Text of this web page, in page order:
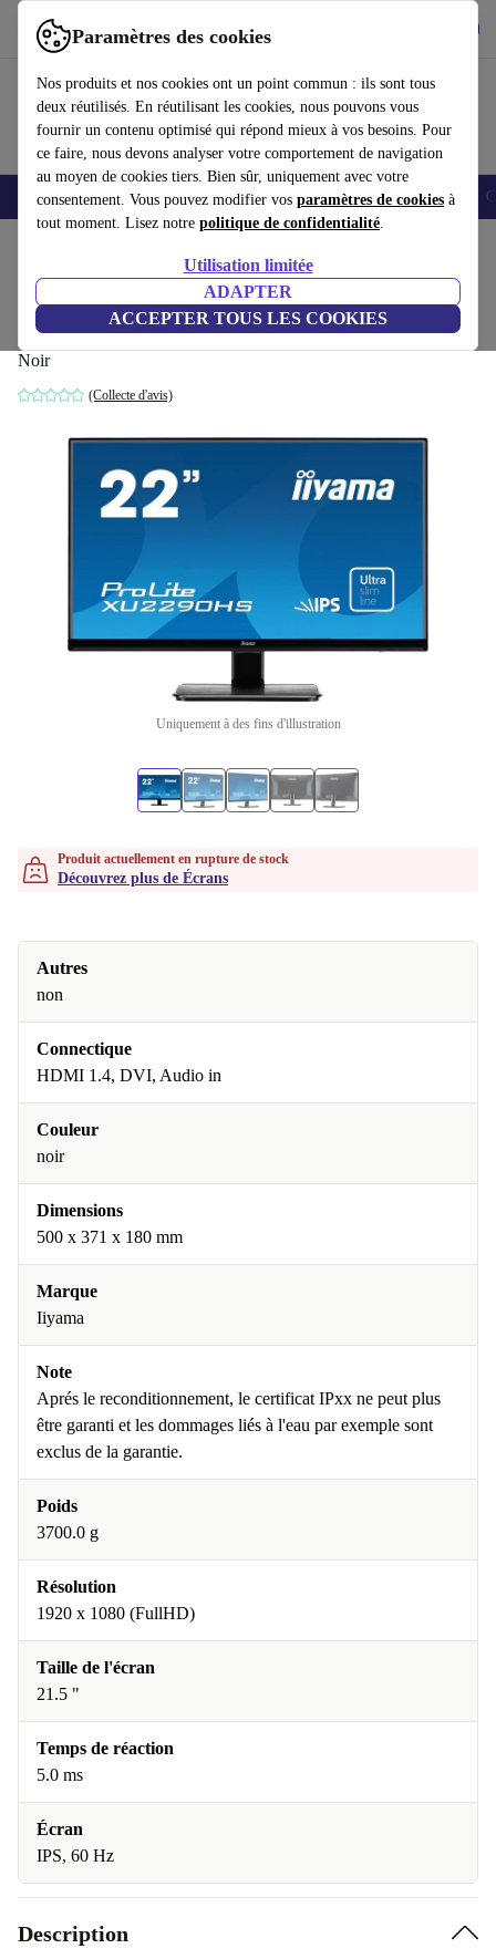
Paramètres des cookies
Nos produits et nos cookies ont un point commun : ils sont tous
deux réutilisés. En réutilisant les cookies, nous pouvons vous
fournir un contenu optimisé qui répond mieux à vos besoins. Pour
ce faire, nous devons analyser votre comportement de navigation
au moyen de cookies tiers. Bien sûr, uniquement avec votre
consentement. Vous pouvez modifier vos paramètres de cookies à
tout moment. Lisez notre politique de confidentialité.
Utilisation limitée
ADAPTER
ACCEPTER TOUS LES COOKIES
Utilisez refurbed rapidement et facilement
Smartphones Laptops Tablettes Montres connectées Accessoires
Iiyama ProLite XU2290HS-B1 | 21.5-
pouces
Noir
(Collecte d'avis)
Uniquement à des fins d'illustration
Produit actuellement en rupture de stock
Découvrez plus de Écrans
Autres
non
Connectique
HDMI 1.4, DVI, Audio in
Couleur
noir
Dimensions
500 x 371 x 180 mm
Marque
Iiyama
Note
Aprés le reconditionnement, le certificat IPxx ne peut plus
être garanti et les dommages liés à l'eau par exemple sont
exclus de la garantie.
Poids
3700.0 g
Résolution
1920 x 1080 (FullHD)
Taille de l'écran
21.5 "
Temps de réaction
5.0 ms
Écran
IPS, 60 Hz
Description